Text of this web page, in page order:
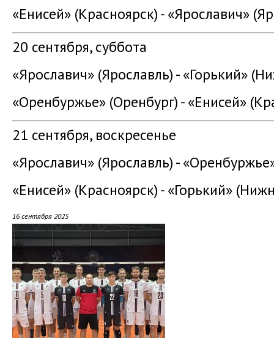
«Енисей» (Красноярск) - «Ярославич»
20 сентября, суббота
«Ярославич» (Ярославль) - «Горький»
«Оренбуржье» (Оренбург) - «Енисей»
21 сентября, воскресенье
«Ярославич» (Ярославль) -
«Енисей» (Красноярск) - «Горький»
16 сентября 2025